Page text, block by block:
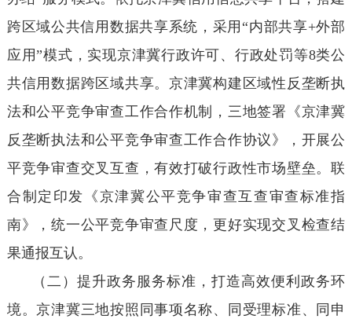
跨区域公共信用数据共享系统，采用“内部共享+外部
应用”模式，实现京津冀行政许可、行政处罚等8类公
共信用数据跨区域共享。京津冀构建区域性反垄断执
法和公平竞争审查工作合作机制，三地签署《京津冀
反垄断执法和公平竞争审查工作合作协议》，开展公
平竞争审查交叉互查，有效打破行政性市场壁垒。联
合制定印发《京津冀公平竞争审查互查审查标准指
南》，统一公平竞争审查尺度，更好实现交叉检查结
果通报互认。
（二）提升政务服务标准，打造高效便利政务环
境。京津冀三地按照同事项名称、同受理标准、同申